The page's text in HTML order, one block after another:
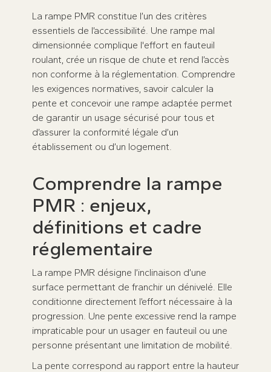
La rampe PMR constitue l’un des critères
essentiels de l’accessibilité. Une rampe mal
dimensionnée complique l'effort en fauteuil
roulant, crée un risque de chute et rend l’accès
non conforme à la réglementation. Comprendre
les exigences normatives, savoir calculer la
pente et concevoir une rampe adaptée permet
de garantir un usage sécurisé pour tous et
d’assurer la conformité légale d’un
établissement ou d’un logement.
Comprendre la rampe
PMR : enjeux,
définitions et cadre
réglementaire
La rampe PMR désigne l’inclinaison d’une
surface permettant de franchir un dénivelé. Elle
conditionne directement l’effort nécessaire à la
progression. Une pente excessive rend la rampe
impraticable pour un usager en fauteuil ou une
personne présentant une limitation de mobilité.
La pente correspond au rapport entre la hauteur